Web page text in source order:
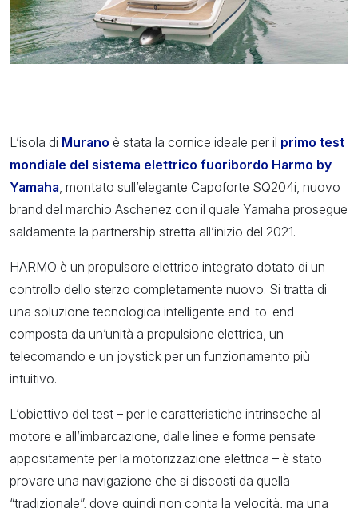
L’isola di Murano è stata la cornice ideale per il primo test
mondiale del sistema elettrico fuoribordo Harmo by
Yamaha, montato sull’elegante Capoforte SQ204i, nuovo
brand del marchio Aschenez con il quale Yamaha prosegue
saldamente la partnership stretta all’inizio del 2021.
HARMO è un propulsore elettrico integrato dotato di un
controllo dello sterzo completamente nuovo. Si tratta di
una soluzione tecnologica intelligente end-to-end
composta da un’unità a propulsione elettrica, un
telecomando e un joystick per un funzionamento più
intuitivo.
L’obiettivo del test – per le caratteristiche intrinseche al
motore e all’imbarcazione, dalle linee e forme pensate
appositamente per la motorizzazione elettrica – è stato
provare una navigazione che si discosti da quella
“tradizionale”, dove quindi non conta la velocità, ma una